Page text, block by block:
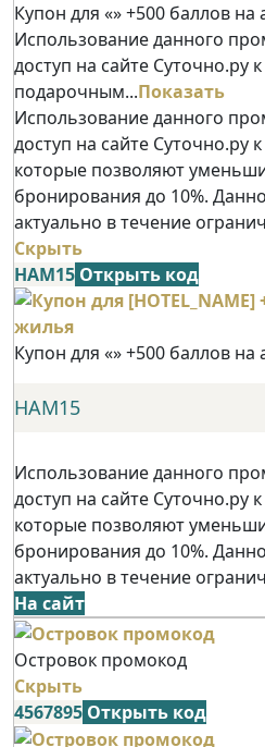
Купон для «» +500 баллов на
Использование данного
доступ на сайте Суточно.ру к
подарочным...Показать
Использование данного
доступ на сайте Суточно.ру
которые позволяют
бронирования до 10%.
актуально в течение
Скрыть
НАМ15 Открыть код
Купон для «» +500 баллов на
НАМ15
Использование данного
доступ на сайте Суточно.ру
которые позволяют
бронирования до 10%.
актуально в течение
На сайт
Островок промокод
Скрыть
4567895 Открыть код